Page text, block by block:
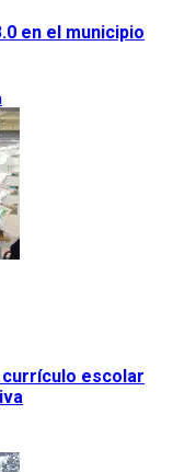
en el municipio
escolar